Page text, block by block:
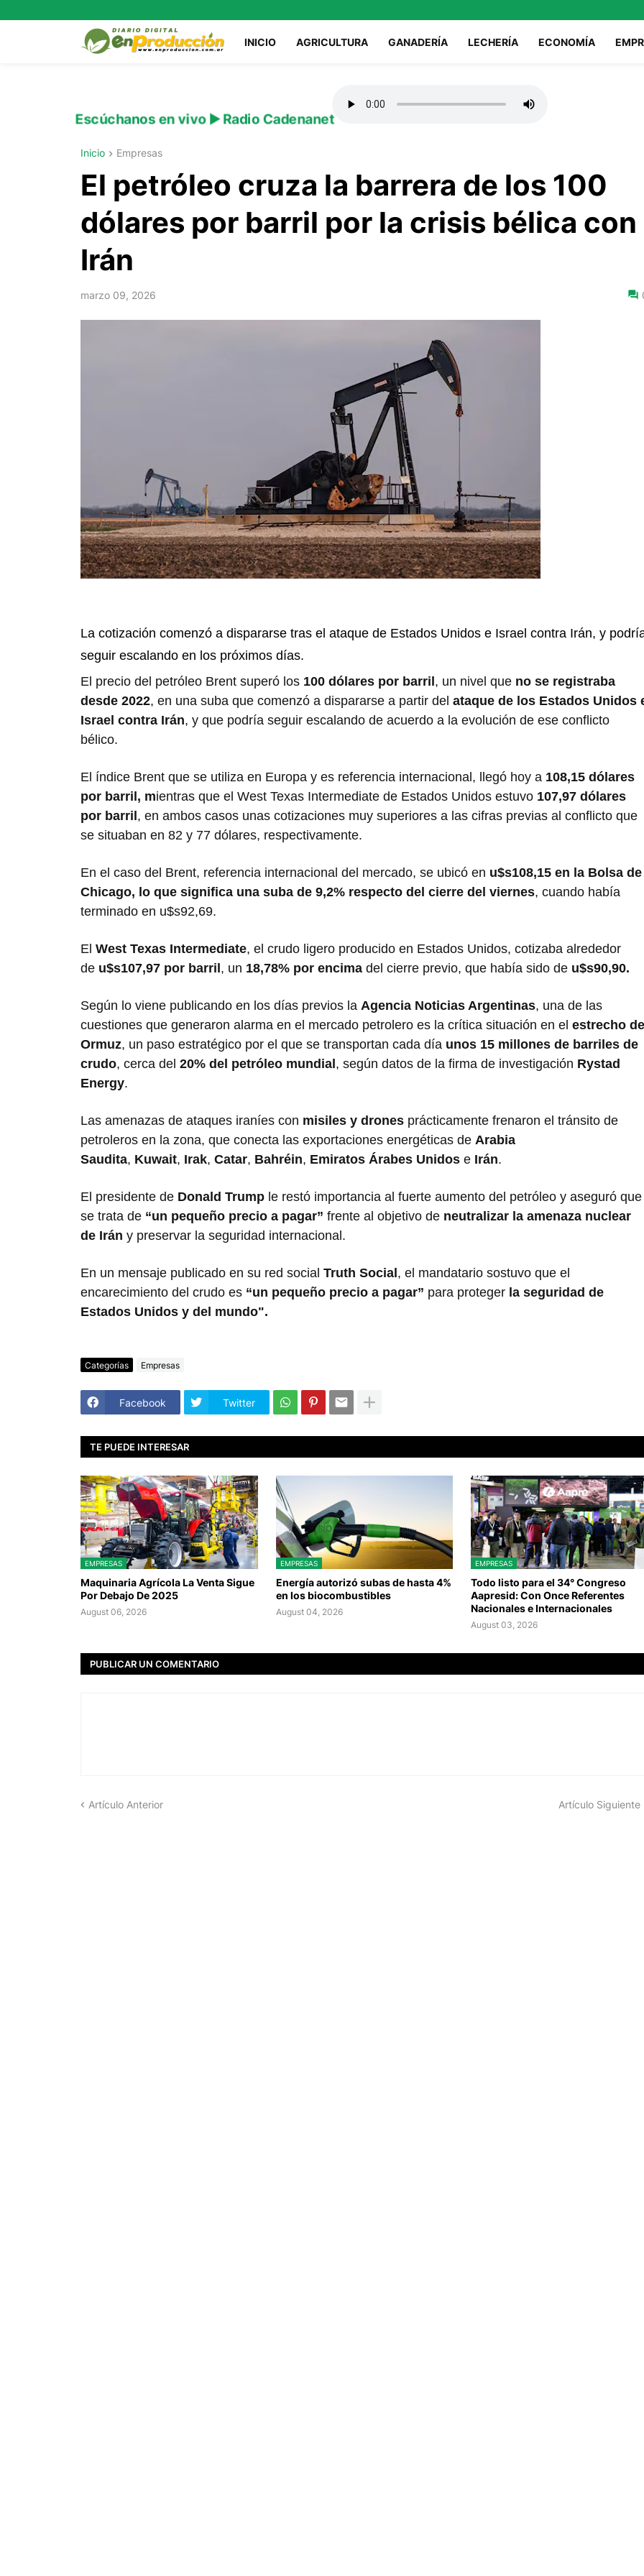
INICIO AGRICULTURA GANADERÍA LECHERÍA ECONOMÍA
Escúchanos en vivo ▶️ Radio Cadenanet
Inicio Empresas
El petróleo cruza la barrera de los 100
dólares por barril por la crisis bélica con
Irán
marzo 09, 2026
La cotización comenzó a dispararse tras el ataque de Estados Unidos e Israel contra Irán, y
seguir escalando en los próximos días.
El precio del petróleo Brent superó los 100 dólares por barril , un nivel que no se registraba
desde 2022, en una suba que comenzó a dispararse a partir del ataque de los Estados Unidos
Israel contra Irán, y que podría seguir escalando de acuerdo a la evolución de ese conflicto
bélico.
El índice Brent que se utiliza en Europa y es referencia internacional, llegó hoy a 108,15 dólares
por barril, mientras que el West Texas Intermediate de Estados Unidos estuvo 107,97 dólares
por barril , en ambos casos unas cotizaciones muy superiores a las cifras previas al conflicto que
se situaban en 82 y 77 dólares, respectivamente.
En el caso del Brent, referencia internacional del mercado, se ubicó en u$s108,15 en la Bolsa de
Chicago, lo que significa una suba de 9,2% respecto del cierre del viernes, cuando había
terminado en u$s92,69.
El West Texas Intermediate, el crudo ligero producido en Estados Unidos, cotizaba alrededor
de u$s107,97 por barril , un 18,78% por encima del cierre previo, que había sido de u$s90,90.
Según lo viene publicando en los días previos la Agencia Noticias Argentinas, una de las
cuestiones que generaron alarma en el mercado petrolero es la crítica situación en el estrecho de
Ormuz, un paso estratégico por el que se transportan cada día unos 15 millones de barriles de
crudo, cerca del 20% del petróleo mundial , según datos de la firma de investigación Rystad
Energy.
Las amenazas de ataques iraníes con misiles y drones prácticamente frenaron el tránsito de
petroleros en la zona, que conecta las exportaciones energéticas de Arabia
Saudita, Kuwait, Irak, Catar, Bahréin, Emiratos Árabes Unidos e Irán.
El presidente de Donald Trump le restó importancia al fuerte aumento del petróleo y aseguró que
se trata de “un pequeño precio a pagar” frente al objetivo de neutralizar la amenaza nuclear
de Irán y preservar la seguridad internacional.
En un mensaje publicado en su red social Truth Social , el mandatario sostuvo que el
encarecimiento del crudo es “un pequeño precio a pagar” para proteger la seguridad de
Estados Unidos y del mundo".
Categorías Empresas
Facebook Twitter
TE PUEDE INTERESAR
EMPRESAS
Maquinaria Agrícola La Venta Sigue
Por Debajo De 2025
August 06, 2026
EMPRESAS
Energía autorizó subas de hasta 4%
en los biocombustibles
August 04, 2026
EMPRESAS
Todo listo para el 34° Congreso
Aapresid: Con Once Referentes
Nacionales e Internacionales
August 03, 2026
PUBLICAR UN COMENTARIO
Artículo Anterior Artículo Siguiente